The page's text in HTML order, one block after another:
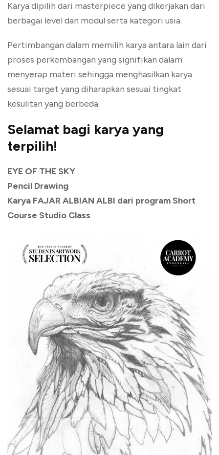
Karya dipilih dari masterpiece yang dikerjakan dari
berbagai level dan modul serta kategori usia.
Pertimbangan dalam memilih karya antara lain dari
proses perkembangan yang signifikan dalam
menyerap materi sehingga menghasilkan karya
sesuai target yang diharapkan sesuai tingkat
kesulitan yang berbeda.
Selamat bagi karya yang
terpilih!
EYE OF THE SKY
Pencil Drawing
Karya FAJAR ALBIAN ALBI dari program Short
Course Studio Class